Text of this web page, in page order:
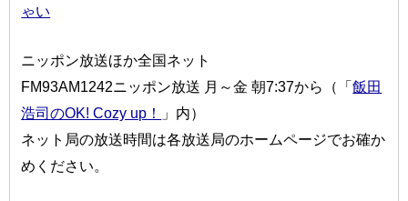
ゃい
ニッポン放送ほか全国ネット
FM93AM1242ニッポン放送 月～金 朝7:37から（「飯田
浩司のOK! Cozy up！
」内）
ネット局の放送時間は各放送局のホームページでお確か
めください。